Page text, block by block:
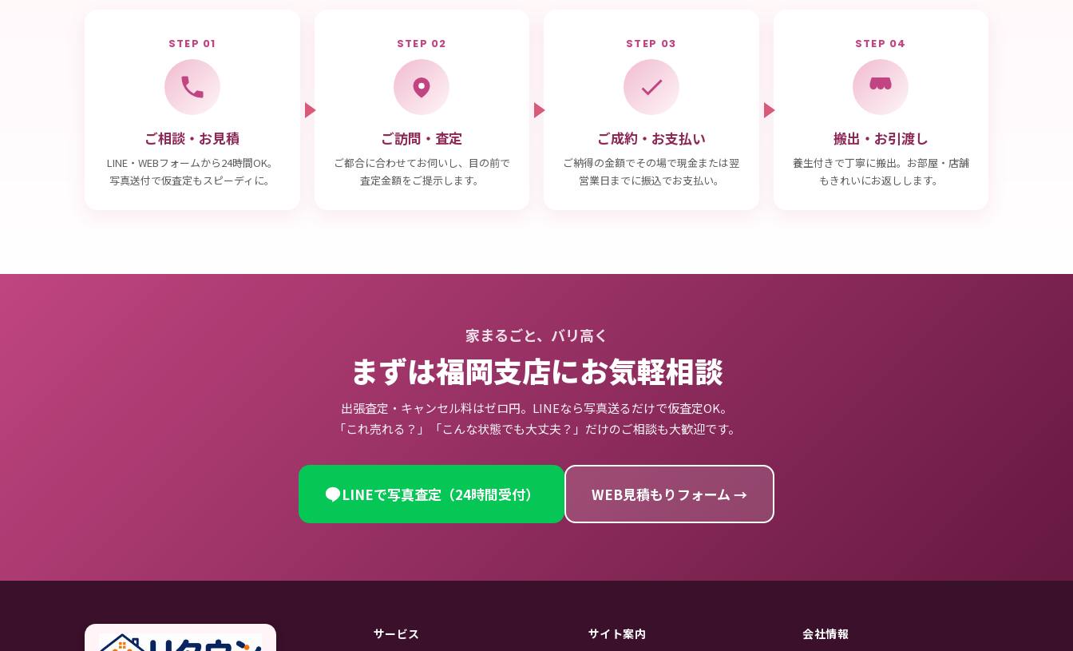
STEP 01
ご相談・お見積
LINE・WEBフォームから24時間OK。
写真送付で仮査定もスピーディに。
STEP 02
ご訪問・査定
ご都合に合わせてお伺いし、目の前で
査定金額をご提示します。
STEP 03
ご成約・お支払い
ご納得の金額でその場で現金または翌
営業日までに振込でお支払い。
STEP 04
搬出・お引渡し
養生付きで丁寧に搬出。お部屋・店舗
もきれいにお返しします。
家まるごと、バリ高く
まずは福岡支店にお気軽相談
出張査定・キャンセル料はゼロ円。LINEなら写真送るだけで仮査定OK。
「これ売れる？」「こんな状態でも大丈夫？」だけのご相談も大歓迎です。
LINEで写真査定（24時間受付） WEB見積もりフォーム →
サービス サイト案内 会社情報